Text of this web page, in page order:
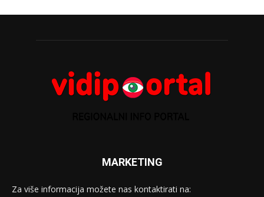
MARKETING
Za više informacija možete nas kontaktirati na: